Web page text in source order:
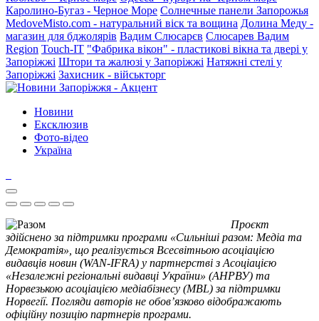
Каролино-Бугаз - Черное Море Солнечные панели Запорожья
MedoveMisto.com - натуральний віск та вощина Долина Меду -
магазин для бджолярів Вадим Слюсарєв Слюсарев Вадим
Region Touch-IT "Фабрика вікон" - пластикові вікна та двері у
Запоріжжі Штори та жалюзі у Запоріжжі Натяжні стелі у
Запоріжжі Захисник - військторг
Новини
Ексклюзив
Фото-відео
Україна
Проєкт
здійснено за підтримки програми «Сильніші разом: Медіа та
Демократія», що реалізується Всесвітньою асоціацією
видавців новин (WAN-IFRA) у партнерстві з Асоціацією
«Незалежні регіональні видавці України» (АНРВУ) та
Норвезькою асоціацією медіабізнесу (MBL) за підтримки
Норвегії. Погляди авторів не обов’язково відображають
офіційну позицію партнерів програми.